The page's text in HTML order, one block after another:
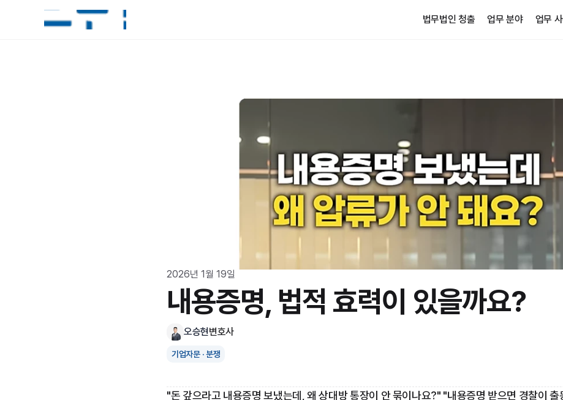
2026년 1월 19일
내용증명, 법적 효력이 있을까요?
오승현변호사
기업자문 · 분쟁
"돈 갚으라고 내용증명 보냈는데, 왜 상대방 통장이 안 묶이나요?" "내용증명 받으면 경찰이
법무법인 청출 업무 분야 업무 사